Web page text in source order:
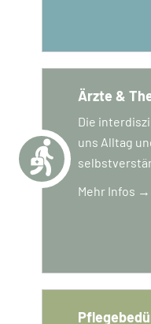
Ärzte &
Die
uns Alltag
Mehr Infos →